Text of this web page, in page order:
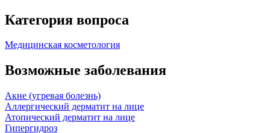
Категория вопроса
Медицинская косметология
Возможные заболевания
Акне (угревая болезнь)
Аллергический дерматит на лице
Атопический дерматит на лице
Гипергидроз